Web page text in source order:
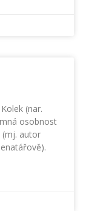
(nar.
osobnost
(mj. autor